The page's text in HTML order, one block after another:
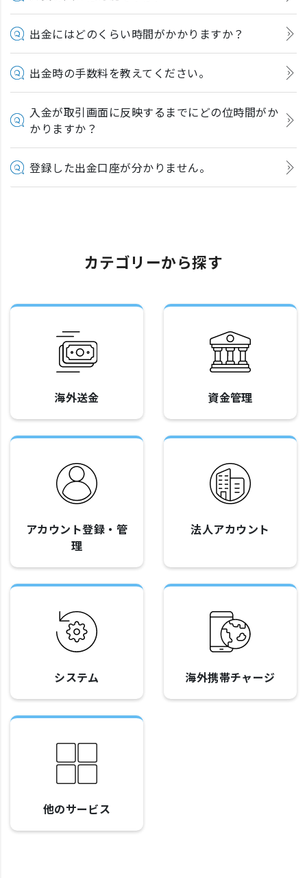
出金にはどのくらい時間がかかりますか？
出金時の手数料を教えてください。
入金が取引画面に反映するまでにどの位時間がか
かりますか？
登録した出金口座が分かりません。
カテゴリーから探す
海外送金 資金管理
アカウント登録・管
理
法人アカウント
システム 海外携帯チャージ
他のサービス